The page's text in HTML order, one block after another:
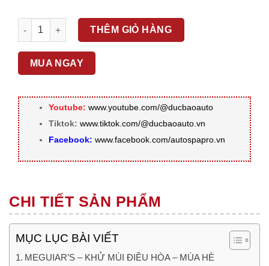
MEGUIAR’S – KHỬ MÙI ĐIỀU HÒA – MÙA HÈ G16602 số lượng
THÊM GIỎ HÀNG
MUA NGAY
Youtube: www.youtube.com/@ducbaoauto
Tiktok: www.tiktok.com/@ducbaoauto.vn
Facebook: www.facebook.com/autospapro.vn
CHI TIẾT SẢN PHẨM
MỤC LỤC BÀI VIẾT
MEGUIAR’S – KHỬ MÙI ĐIỀU HÒA – MÙA HÈ